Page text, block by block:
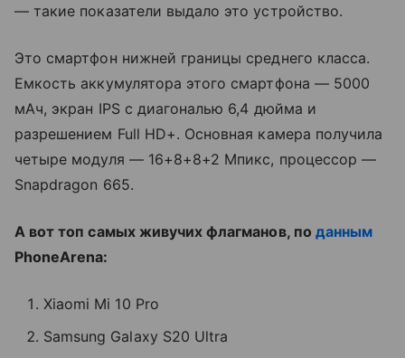
— такие показатели выдало это устройство.
Это смартфон нижней границы среднего класса.
Емкость аккумулятора этого смартфона — 5000
мАч, экран IPS с диагональю 6,4 дюйма и
разрешением Full HD+. Основная камера получила
четыре модуля — 16+8+8+2 Мпикс, процессор —
Snapdragon 665.
А вот топ самых живучих флагманов, по данным
PhoneArena:
Xiaomi Mi 10 Pro
Samsung Galaxy S20 Ultra